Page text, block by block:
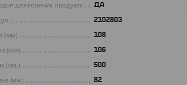
для горячих продуктов ДА
2102803
(мм) 108
(мм) 106
(мл.) 500
(мм) 82